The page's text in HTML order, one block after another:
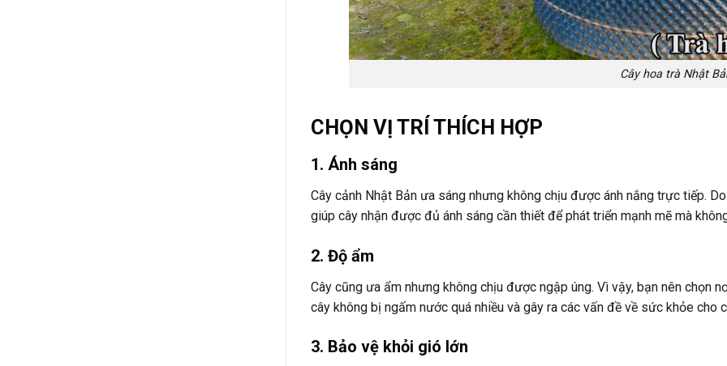
Cây hoa trà Nhật
CHỌN VỊ TRÍ THÍCH HỢP
1. Ánh sáng
Cây cảnh Nhật Bản ưa sáng nhưng không chịu được ánh nắng trực tiếp.
giúp cây nhận được đủ ánh sáng cần thiết để phát triển mạnh mẽ mà
2. Độ ẩm
Cây cũng ưa ẩm nhưng không chịu được ngập úng. Vì vậy, bạn nên chọn
cây không bị ngấm nước quá nhiều và gây ra các vấn đề về sức khỏe cho
3. Bảo vệ khỏi gió lớn